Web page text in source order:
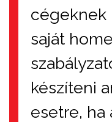
cégeknek
saját
készíteni
esetre, ha